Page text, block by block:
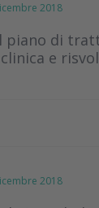
2018
piano di
e
2018